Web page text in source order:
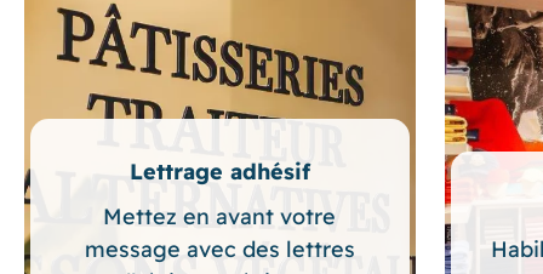
Lettrage adhésif
Mettez en avant votre
message avec des lettres